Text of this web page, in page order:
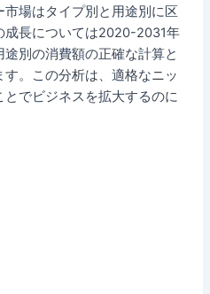
場はタイプ別と用途別に区
成長については2020-2031年
別の消費額の正確な計算と
。この分析は、適格なニッ
でビジネスを拡大するのに